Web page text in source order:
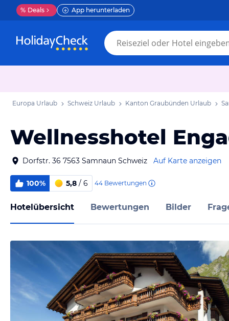
% Deals App herunterladen
Europa Urlaub Schweiz Urlaub Kanton Graubünden Urlaub
Wellnesshotel
Dorfstr. 36 7563 Samnaun Schweiz Auf Karte anzeigen
100% 5,8 / 6 44 Bewertungen
Hotelübersicht Bewertungen Bilder